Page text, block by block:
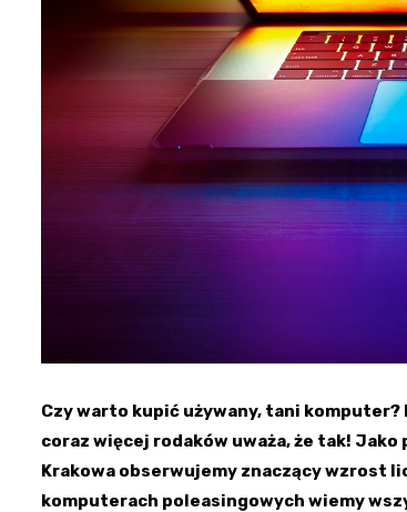
Czy warto kupić używany, tani
coraz więcej rodaków uważa, że tak!
Krakowa obserwujemy znaczący wzrost
komputerach poleasingowych wiemy